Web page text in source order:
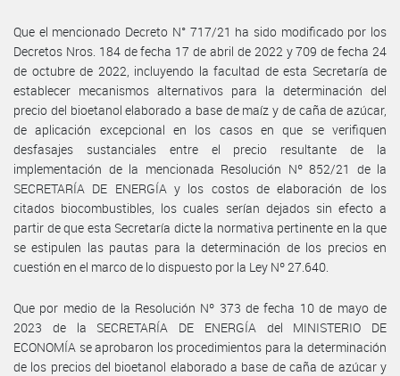
Que el mencionado Decreto N° 717/21 ha sido modificado por los
Decretos Nros. 184 de fecha 17 de abril de 2022 y 709 de fecha 24
de octubre de 2022, incluyendo la facultad de esta Secretaría de
establecer mecanismos alternativos para la determinación del
precio del bioetanol elaborado a base de maíz y de caña de azúcar,
de aplicación excepcional en los casos en que se verifiquen
desfasajes sustanciales entre el precio resultante de la
implementación de la mencionada Resolución Nº 852/21 de la
SECRETARÍA DE ENERGÍA y los costos de elaboración de los
citados biocombustibles, los cuales serían dejados sin efecto a
partir de que esta Secretaría dicte la normativa pertinente en la que
se estipulen las pautas para la determinación de los precios en
cuestión en el marco de lo dispuesto por la Ley Nº 27.640.
Que por medio de la Resolución Nº 373 de fecha 10 de mayo de
2023 de la SECRETARÍA DE ENERGÍA del MINISTERIO DE
ECONOMÍA se aprobaron los procedimientos para la determinación
de los precios del bioetanol elaborado a base de caña de azúcar y